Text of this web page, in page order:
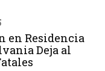
en Residencia
Deja al